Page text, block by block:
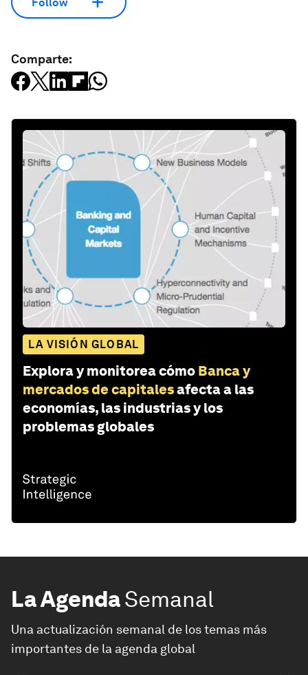
Comparte:
LA VISIÓN GLOBAL
Explora y monitorea cómo Banca y
mercados de capitalesafecta a las
economías, las industrias y los
problemas globales
La AgendaSemanal
Una actualización semanal de los temas más
importantes de la agenda global